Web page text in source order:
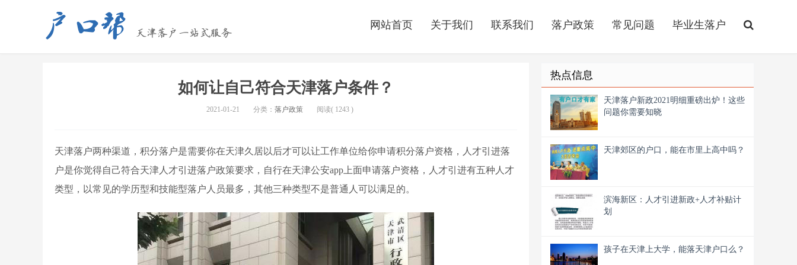
网站首页 关于我们 联系我们 落户政策 常见问题 毕业生落户
如何让自己符合天津落户条件？
2021-01-21 分类： 落户政策 阅读( 1243 )
天津落户两种渠道，积分落户是需要你在天津久居以后才可以让工作单位给你申请积分落户资格，人才引进落
户是你觉得自己符合天津人才引进落户政策要求，自行在天津公安app上面申请落户资格，人才引进有五种人才
类型，以常见的学历型和技能型落户人员最多，其他三种类型不是普通人可以满足的。
热点信息
天津落户新政2021明细重磅出炉！这些
问题你需要知晓
天津郊区的户口，能在市里上高中吗？
滨海新区：人才引进新政+人才补贴计
划
孩子在天津上大学，能落天津户口么？